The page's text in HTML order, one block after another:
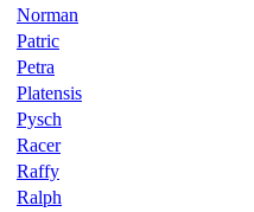
Norman
Patric
Petra
Platensis
Pysch
Racer
Raffy
Ralph